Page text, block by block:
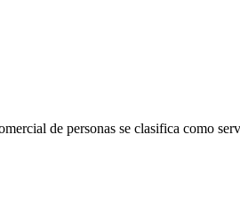
de personas se clasifica como